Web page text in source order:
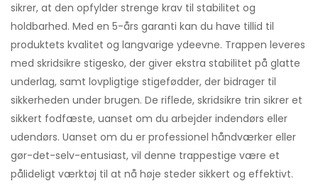
sikrer, at den opfylder strenge krav til stabilitet og
holdbarhed. Med en 5-års garanti kan du have tillid til
produktets kvalitet og langvarige ydeevne. Trappen leveres
med skridsikre stigesko, der giver ekstra stabilitet på glatte
underlag, samt lovpligtige stigefødder, der bidrager til
sikkerheden under brugen. De riflede, skridsikre trin sikrer et
sikkert fodfæste, uanset om du arbejder indendørs eller
udendørs. Uanset om du er professionel håndværker eller
gør-det-selv-entusiast, vil denne trappestige være et
pålideligt værktøj til at nå høje steder sikkert og effektivt.